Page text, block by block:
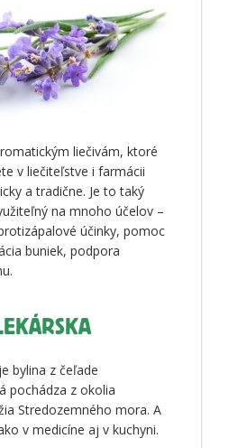
liečivám, ktoré
v liečiteľstve i farmácii
a tradične. Je to taký
na mnoho účelov –
účinky, pomoc
buniek, podpora
bylina z čeľade
pochádza z okolia
Stredozemného mora. A
v medicíne aj v kuchyni.